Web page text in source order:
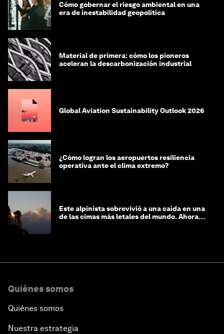
Cómo gobernar el riesgo ambiental en una
era de inestabilidad geopolítica
Material de primera: cómo los pioneros
aceleran la descarbonización industrial
Global Aviation Sustainability Outlook 2026
¿Cómo logran los aeropuertos resiliencia
operativa ante el clima extremo?
Este alpinista sobrevivió a una caída en una
de las cimas más letales del mundo. Ahora
Quiénes somos
Quiénes somos
Nuestra estrategia